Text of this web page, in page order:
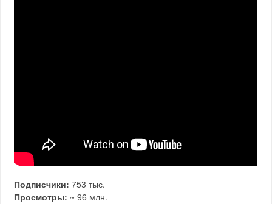
Подписчики: 753 тыс.
Просмотры: ~ 96 млн.